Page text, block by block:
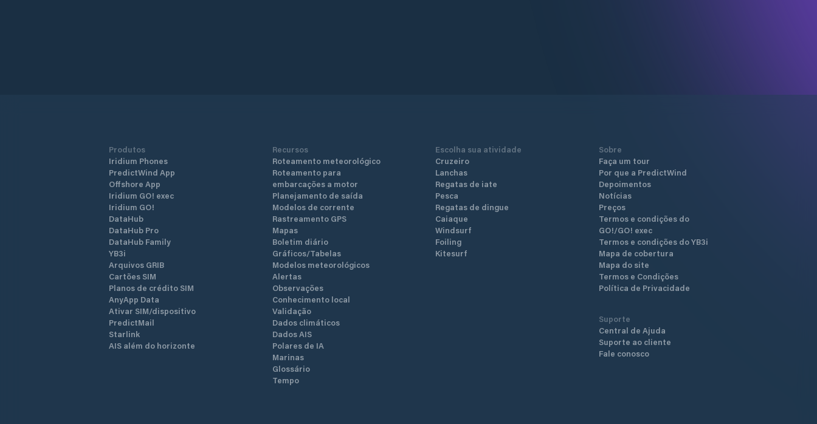
Produtos
Iridium Phones
PredictWind App
Offshore App
Iridium GO! exec
Iridium GO!
DataHub
DataHub Pro
DataHub Family
YB3i
Arquivos GRIB
Cartões SIM
Planos de crédito SIM
AnyApp Data
Ativar SIM/dispositivo
PredictMail
Starlink
AIS além do horizonte
Recursos
Roteamento meteorológico
Roteamento para
embarcações a motor
Planejamento de saída
Modelos de corrente
Rastreamento GPS
Mapas
Boletim diário
Gráficos/Tabelas
Modelos meteorológicos
Alertas
Observações
Conhecimento local
Validação
Dados climáticos
Dados AIS
Polares de IA
Marinas
Glossário
Tempo
Escolha sua atividade
Cruzeiro
Lanchas
Regatas de iate
Pesca
Regatas de dingue
Caiaque
Windsurf
Foiling
Kitesurf
Sobre
Faça um tour
Por que a PredictWind
Depoimentos
Notícias
Preços
Termos e condições do
GO!/GO! exec
Termos e condições do YB3i
Mapa de cobertura
Mapa do site
Termos e Condições
Política de Privacidade
Suporte
Central de Ajuda
Suporte ao cliente
Fale conosco